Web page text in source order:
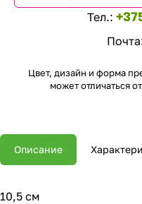
Тел.:
Цвет, дизайн и форма
может отличаться
Описание
10,5 см